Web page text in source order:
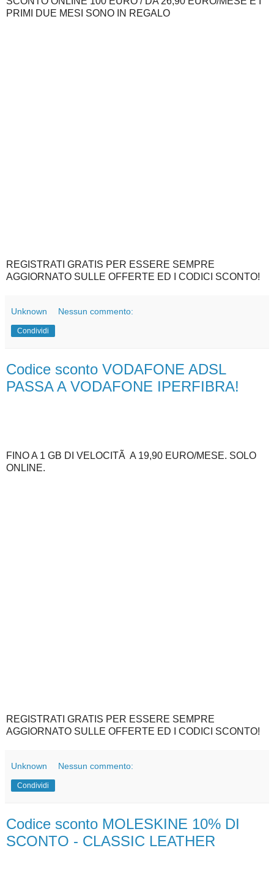
PRIMI DUE MESI SONO IN REGALO
REGISTRATI GRATIS PER ESSERE SEMPRE
AGGIORNATO SULLE OFFERTE ED I CODICI SCONTO!
Unknown Nessun commento:
Condividi
Codice sconto VODAFONE ADSL
PASSA A VODAFONE IPERFIBRA!
FINO A 1 GB DI VELOCITÃ A 19,90 EURO/MESE. SOLO
ONLINE.
REGISTRATI GRATIS PER ESSERE SEMPRE
AGGIORNATO SULLE OFFERTE ED I CODICI SCONTO!
Unknown Nessun commento:
Condividi
Codice sconto MOLESKINE 10% DI
SCONTO - CLASSIC LEATHER